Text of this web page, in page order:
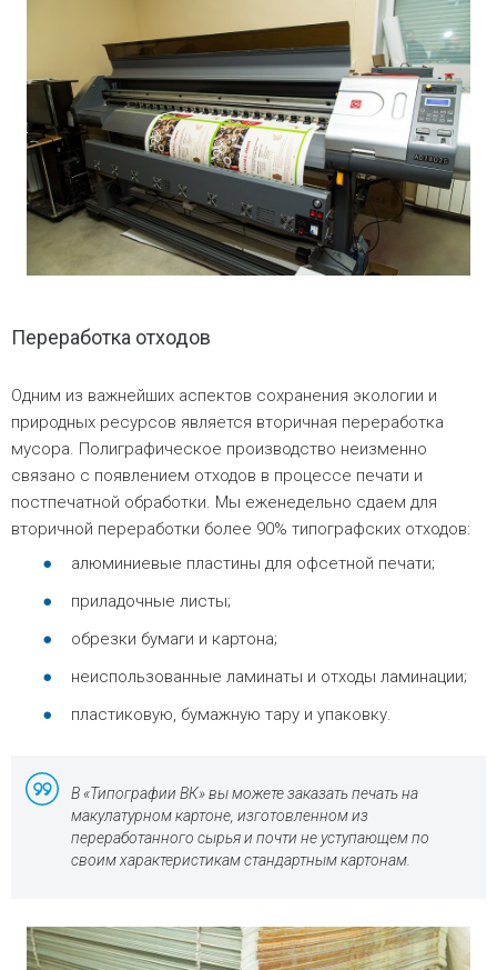
Переработка отходов
Одним из важнейших аспектов сохранения экологии и
природных ресурсов является вторичная переработка
мусора. Полиграфическое производство неизменно
связано с появлением отходов в процессе печати и
постпечатной обработки. Мы еженедельно сдаем для
вторичной переработки более 90% типографских отходов:
алюминиевые пластины для офсетной печати;
приладочные листы;
обрезки бумаги и картона;
неиспользованные ламинаты и отходы ламинации;
пластиковую, бумажную тару и упаковку.
В «Типографии ВК» вы можете заказать печать на
макулатурном картоне, изготовленном из
переработанного сырья и почти не уступающем по
своим характеристикам стандартным картонам.